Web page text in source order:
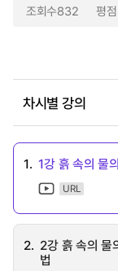
조회수832 평점
차시별 강의
1. 1강 흙 속의 물
URL
2. 2강 흙 속의
법